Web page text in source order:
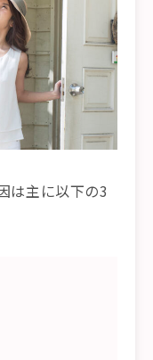
は主に以下の3